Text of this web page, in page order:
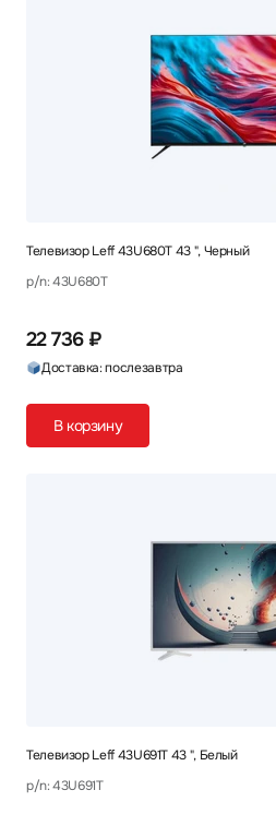
Телевизор Leff 43U680T 43 ", Черный
p/n: 43U680T
22 736 ₽
Доставка: послезавтра
В корзину
Телевизор Leff 43U691T 43 ", Белый
p/n: 43U691T